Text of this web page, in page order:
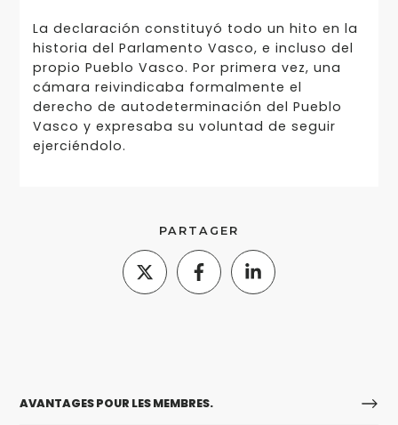
La declaración constituyó todo un hito en la
historia del Parlamento Vasco, e incluso del
propio Pueblo Vasco. Por primera vez, una
cámara reivindicaba formalmente el
derecho de autodeterminación del Pueblo
Vasco y expresaba su voluntad de seguir
ejerciéndolo.
PARTAGER
AVANTAGES POUR LES MEMBRES.